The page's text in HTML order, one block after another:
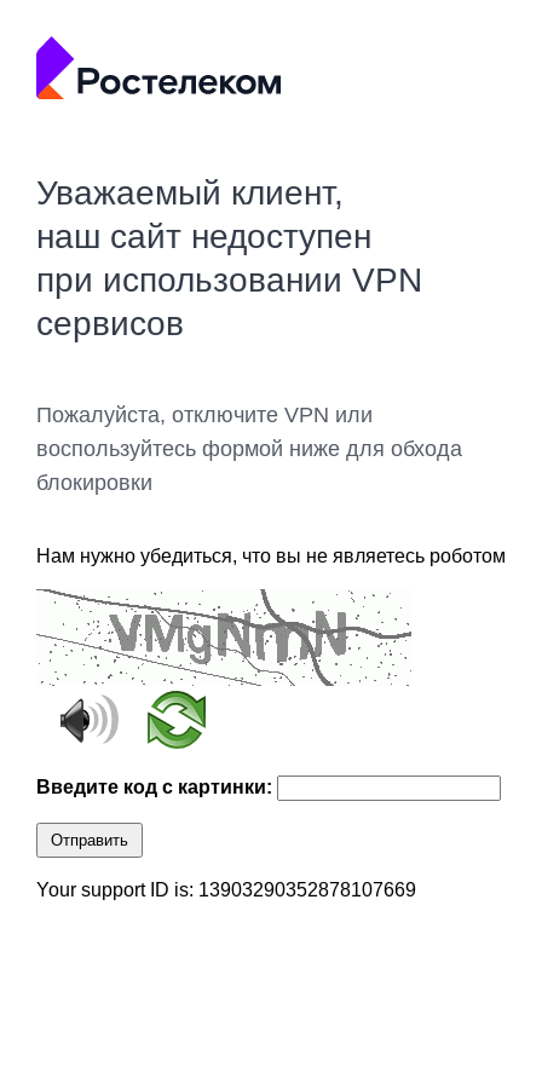
Уважаемый клиент,
наш сайт недоступен
при использовании VPN
сервисов
Пожалуйста, отключите VPN или
воспользуйтесь формой ниже для обхода
блокировки
Нам нужно убедиться, что вы не являетесь роботом
Введите код с картинки:
Отправить
Your support ID is: 13903290352878107669